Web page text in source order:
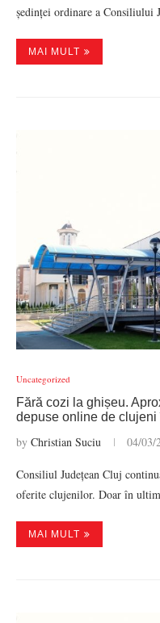
ședinței ordinare a Consiliului
MAI MULT
Uncategorized
Fără cozi la ghișeu.
depuse online de
by Christian Suciu 04/03/
Consiliul Județean Cluj
oferite clujenilor. Doar în
MAI MULT